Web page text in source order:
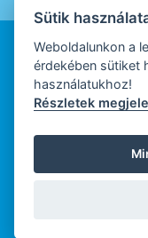
Sütik
Weboldalunkon a
érdekében sütiket
használatukhoz!
Részletek